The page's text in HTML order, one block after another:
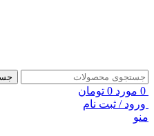
0 مورد 0 تومان
ورود / ثبت نام
منو